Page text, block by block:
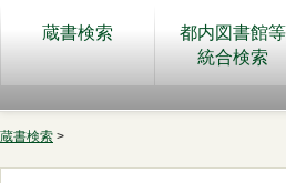
蔵書検索
都内図書館等
統合検索
蔵書検索 >